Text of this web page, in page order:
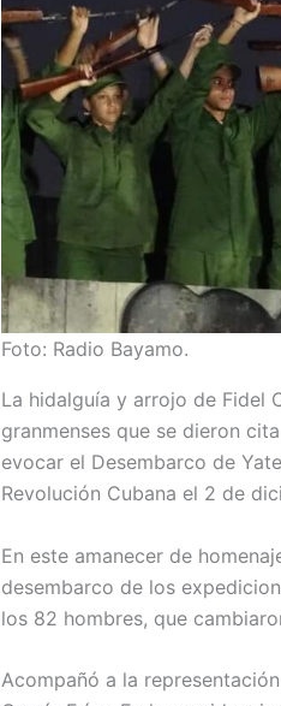
Foto: Radio Bayamo.
La hidalguía y arrojo de Fidel
granmenses que se dieron
evocar el Desembarco de
Revolución Cubana el 2 de
En este amanecer de
desembarco de los
los 82 hombres, que
Acompañó a la